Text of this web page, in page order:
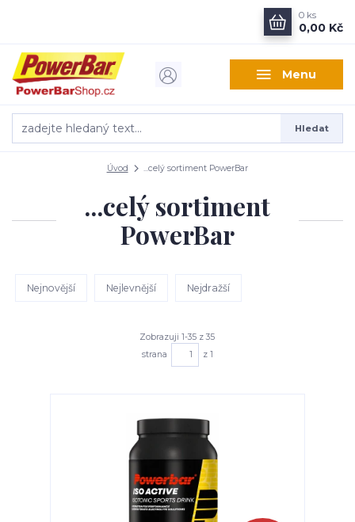
Menu
Hledat
0 ks
0,00 Kč
Úvod ...celý sortiment PowerBar
...celý sortiment
PowerBar
Nejnovější Nejlevnější Nejdražší
Zobrazuji 1-35 z 35
strana
z 1